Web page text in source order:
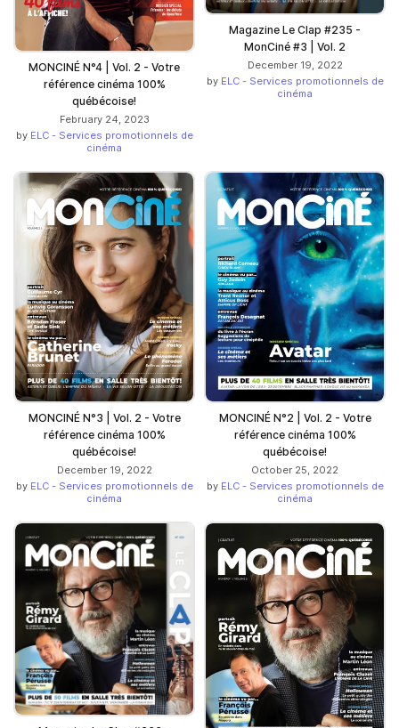
MONCINÉ N°4 | Vol. 2 - Votre
référence cinéma 100%
québécoise!
February 24, 2023
by ELC - Services promotionnels de
cinéma
Magazine Le Clap #235 -
MonCiné #3 | Vol. 2
December 19, 2022
by ELC - Services promotionnels de
cinéma
MONCINÉ N°3 | Vol. 2 - Votre
référence cinéma 100%
québécoise!
December 19, 2022
by ELC - Services promotionnels de
cinéma
MONCINÉ N°2 | Vol. 2 - Votre
référence cinéma 100%
québécoise!
October 25, 2022
by ELC - Services promotionnels de
cinéma